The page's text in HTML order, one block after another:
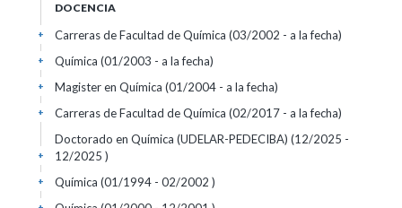
DOCENCIA
Carreras de Facultad de Química (03/2002 - a la fecha)
+
Química (01/2003 - a la fecha)
+
Magister en Química (01/2004 - a la fecha)
+
Carreras de Facultad de Química (02/2017 - a la fecha)
+
Doctorado en Química (UDELAR-PEDECIBA) (12/2025 -
12/2025 )
+
Química (01/1994 - 02/2002 )
+